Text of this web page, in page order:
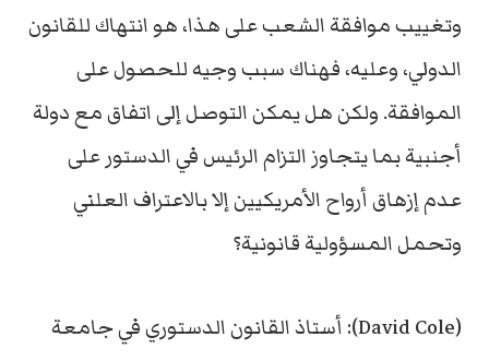
وتغييب موافقة الشعب على هذا، هو انتهاك للقانون
الدولي، وعليه، فهناك سبب وجيه للحصول على
الموافقة. ولكن هل يمكن التوصل إلى اتفاق مع دولة
أجنبية بما يتجاوز التزام الرئيس في الدستور على
عدم إزهاق أرواح الأمريكيين إلا بالاعتراف العلني
وتحمل المسؤولية قانونية؟
(David Cole): أستاذ القانون الدستوري في جامعة